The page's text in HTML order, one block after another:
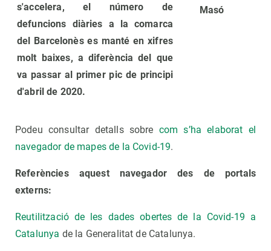
s'accelera, el número de
defuncions diàries a la comarca
del Barcelonès es manté en xifres
molt baixes, a diferència del que
va passar al primer pic de principi
d'abril de 2020.
Masó
Podeu consultar detalls sobre com s’ha elaborat el
navegador de mapes de la Covid-19.
Referències aquest navegador des de portals
externs:
Reutilització de les dades obertes de la Covid-19 a
Catalunya de la Generalitat de Catalunya.